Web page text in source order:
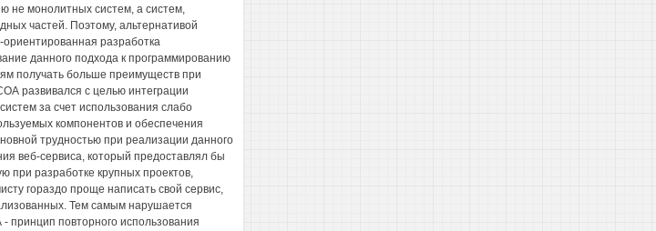
не монолитных систем, а систем,
частей. Поэтому, альтернативой
разработка
данного подхода к программированию
получать больше преимуществ при
развивался с целью интеграции
за счет использования слабо
компонентов и обеспечения
трудностью при реализации данного
веб-сервиса, который предоставлял бы
при разработке крупных проектов,
гораздо проще написать свой сервис,
Тем самым нарушается
повторного использования